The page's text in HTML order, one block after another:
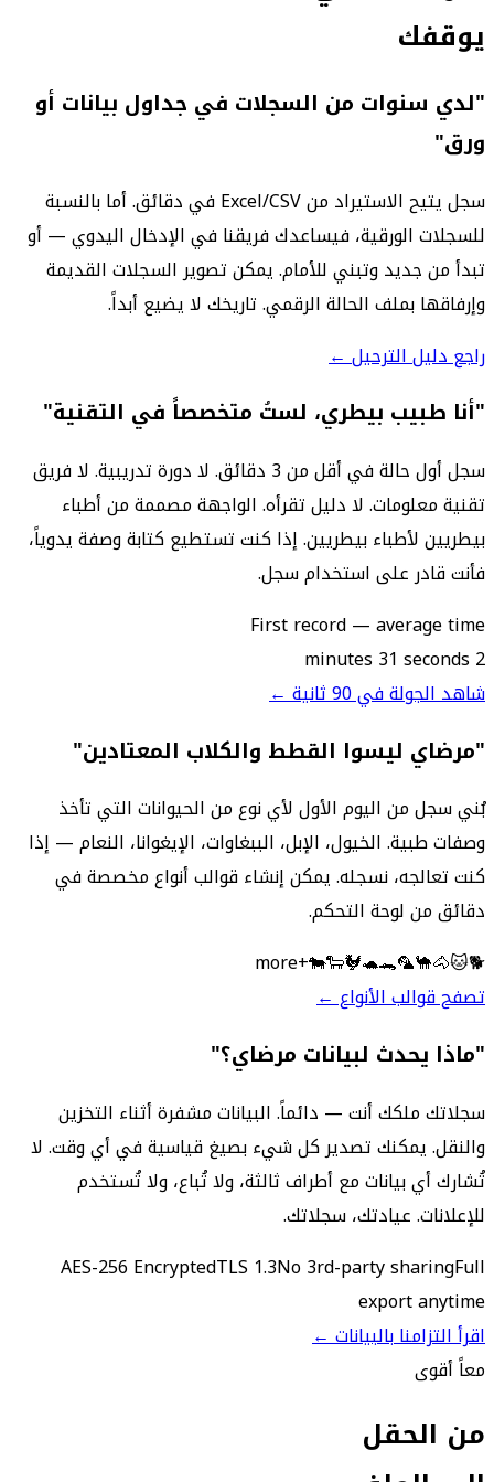
يوقفك
"لدي سنوات من السجلات في جداول بيانات أو
ورق"
سجل يتيح الاستيراد من Excel/CSV في دقائق. أما بالنسبة
للسجلات الورقية، فيساعدك فريقنا في الإدخال اليدوي — أو
تبدأ من جديد وتبني للأمام. يمكن تصوير السجلات القديمة
وإرفاقها بملف الحالة الرقمي. تاريخك لا يضيع أبداً.
راجع دليل الترحيل ←
"أنا طبيب بيطري، لستُ متخصصاً في التقنية"
سجل أول حالة في أقل من 3 دقائق. لا دورة تدريبية. لا فريق
تقنية معلومات. لا دليل تقرأه. الواجهة مصممة من أطباء
بيطريين لأطباء بيطريين. إذا كنت تستطيع كتابة وصفة يدوياً،
فأنت قادر على استخدام سجل.
First record — average time
2 minutes 31 seconds
شاهد الجولة في 90 ثانية ←
"مرضاي ليسوا القطط والكلاب المعتادين"
بُني سجل من اليوم الأول لأي نوع من الحيوانات التي تأخذ
وصفات طبية. الخيول، الإبل، الببغاوات، الإيغوانا، النعام — إذا
كنت تعالجه، نسجله. يمكن إنشاء قوالب أنواع مخصصة في
دقائق من لوحة التحكم.
🐕
🐱
🐴
🐪
🦜
🐊
🐢
🐓
🐑
🐄
+more
تصفح قوالب الأنواع ←
"ماذا يحدث لبيانات مرضاي؟"
سجلاتك ملكك أنت — دائماً. البيانات مشفرة أثناء التخزين
والنقل. يمكنك تصدير كل شيء بصيغ قياسية في أي وقت. لا
تُشارك أي بيانات مع أطراف ثالثة، ولا تُباع، ولا تُستخدم
للإعلانات. عيادتك، سجلاتك.
AES-256 EncryptedTLS 1.3No 3rd-party sharingFull
export anytime
اقرأ التزامنا بالبيانات ←
معاً أقوى
من الحقل